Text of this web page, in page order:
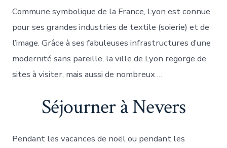
Commune symbolique de la France, Lyon est connue
pour ses grandes industries de textile (soierie) et de
l’image. Grâce à ses fabuleuses infrastructures d’une
modernité sans pareille, la ville de Lyon regorge de
sites à visiter, mais aussi de nombreux …
Séjourner à Nevers
Pendant les vacances de noël ou pendant les